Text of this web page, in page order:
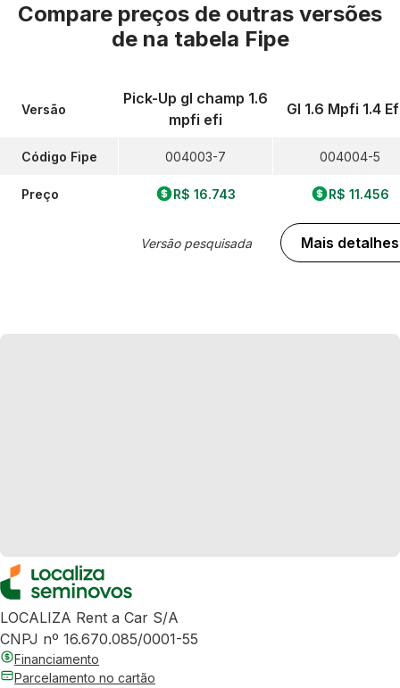
Compare preços de outras versões
de na tabela Fipe
Versão
Código Fipe
Preço
Pick-Up gl champ 1.6
mpfi efi
004003-7
R$ 16.743
Versão pesquisada
Gl 1.6 Mpfi 1.4
004004-5
R$ 11.456
Mais detalhes
LOCALIZA Rent a Car S/A
CNPJ nº 16.670.085/0001-55
Financiamento
Parcelamento no cartão